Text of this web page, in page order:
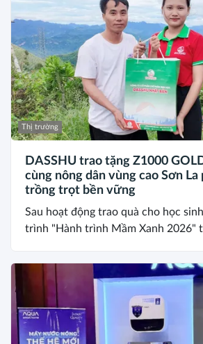
Thị trường
DASSHU trao tặng Z1000
cùng nông dân vùng cao Sơn
trồng trọt bền vững
Sau hoạt động trao quà cho học
trình "Hành trình Mầm Xanh 2026"